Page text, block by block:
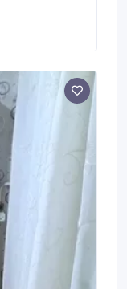
способа